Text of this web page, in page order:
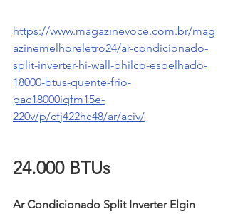
https://www.magazinevoce.com.br/mag
azinemelhoreletro24/ar-condicionado-
split-inverter-hi-wall-philco-espelhado-
18000-btus-quente-frio-
pac18000iqfm15e-
220v/p/cfj422hc48/ar/aciv/
24.000 BTUs
Ar Condicionado Split Inverter Elgin